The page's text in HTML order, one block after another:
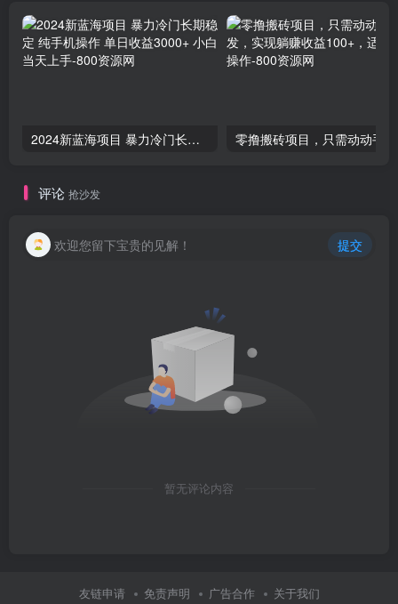
2024新蓝海项目 暴力冷门长期稳定 纯手机操作 单日收益3000+ 小白当天上手
评论 抢沙发
欢迎您留下宝贵的见解！ 提交
暂无评论内容
友链申请 免责声明 广告合作 关于我们